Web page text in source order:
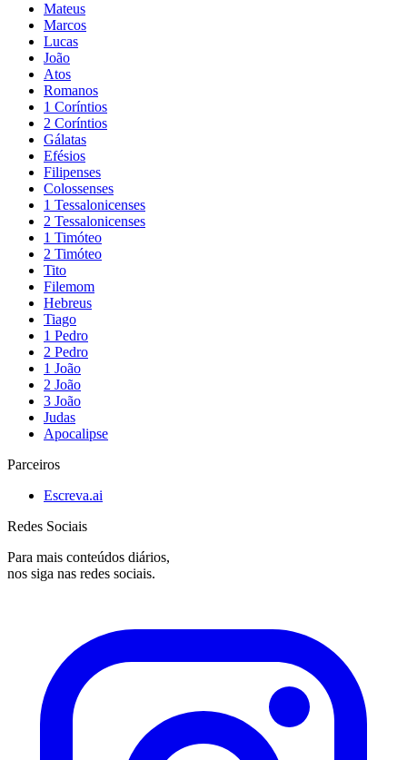
Mateus
Marcos
Lucas
João
Atos
Romanos
1 Coríntios
2 Coríntios
Gálatas
Efésios
Filipenses
Colossenses
1 Tessalonicenses
2 Tessalonicenses
1 Timóteo
2 Timóteo
Tito
Filemom
Hebreus
Tiago
1 Pedro
2 Pedro
1 João
2 João
3 João
Judas
Apocalipse
Parceiros
Escreva.ai
Redes Sociais
Para mais conteúdos diários,
nos siga nas redes sociais.